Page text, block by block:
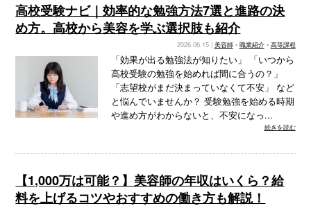
高校受験ナビ｜効率的な勉強方法7選と進路の決
め方。高校から美容を学ぶ選択肢も紹介
2026.06.15 | 美容師• 職業紹介• 高等課程
「効果が出る勉強法が知りたい」 「いつから
高校受験の勉強を始めれば間に合うの？」
「志望校がまだ決まっていなくて不安」 など
と悩んでいませんか？ 受験勉強を始める時期
や進め方がわからないと、不安になっ...
続きを読む
【1,000万は可能？】美容師の年収はいくら？給
料を上げるコツやおすすめの働き方も解説！